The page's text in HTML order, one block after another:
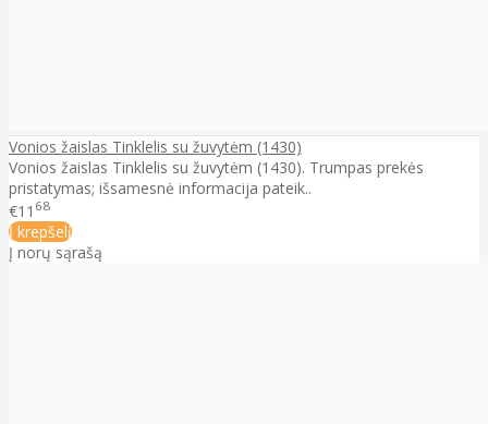
Vonios žaislas Tinklelis su žuvytėm (1430)
Vonios žaislas Tinklelis su žuvytėm (1430). Trumpas prekės
pristatymas; išsamesnė informacija pateik..
€11 68
Į krepšelį
Į norų sąrašą